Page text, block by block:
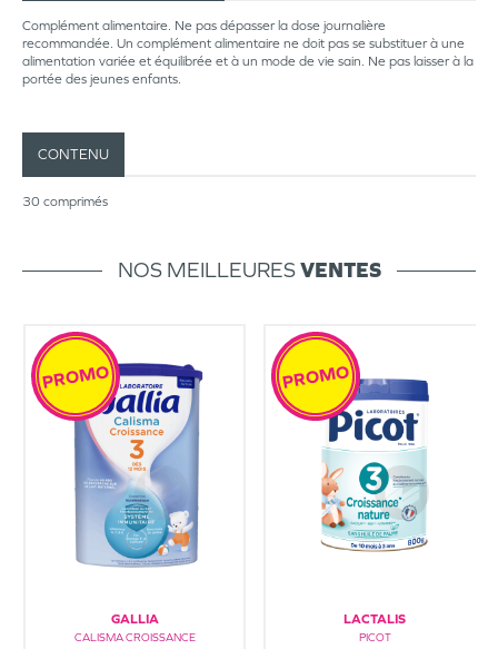
Complément alimentaire. Ne pas dépasser la dose journalière
recommandée. Un complément alimentaire ne doit pas se substituer à une
alimentation variée et équilibrée et à un mode de vie sain. Ne pas laisser à la
portée des jeunes enfants.
CONTENU
30 comprimés
NOS MEILLEURESVENTES
GALLIA
CALISMA CROISSANCE
PROMO
LACTALIS
PICOT
PROMO